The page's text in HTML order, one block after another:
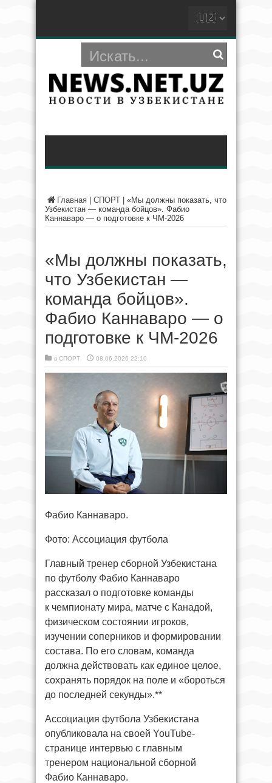
Главная СПОРТ
«Мы должны показать, что
Узбекистан — команда бойцов». Фабио
Каннаваро — о подготовке к ЧМ-2026
«Мы должны показать,
что Узбекистан —
команда бойцов».
Фабио Каннаваро — о
подготовке к ЧМ-2026
в СПОРТ 08.06.2026 22:10
Фабио Каннаваро.
Фото: Ассоциация футбола
Главный тренер сборной Узбекистана
по футболу Фабио Каннаваро
рассказал о подготовке команды
к чемпионату мира, матче с Канадой,
физическом состоянии игроков,
изучении соперников и формировании
состава. По его словам, команда
должна действовать как единое целое,
сохранять порядок на поле и «бороться
до последней секунды».**
Ассоциация футбола Узбекистана
опубликовала на своей YouTube-
странице интервью с главным
тренером национальной сборной
Фабио Каннаваро.